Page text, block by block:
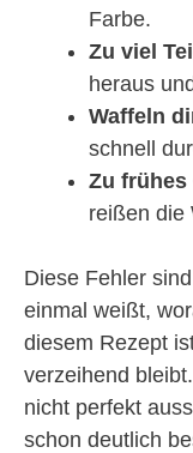
Farbe.
Zu viel
heraus
Waffeln
schnell
Zu frühes
reißen die
Diese Fehler
einmal weißt,
diesem Rezept
verzeihend
nicht perfekt
schon deutlich